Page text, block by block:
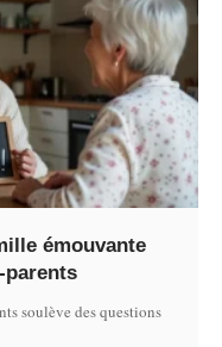
émouvante
parents
soulève des questions